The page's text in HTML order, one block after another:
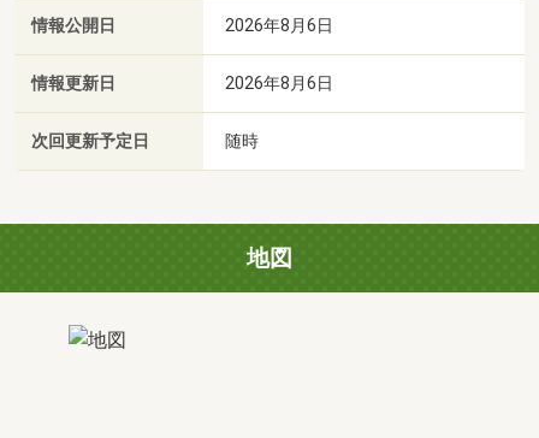
情報公開日 2026年8月6日
情報更新日 2026年8月6日
次回更新予定日 随時
地図